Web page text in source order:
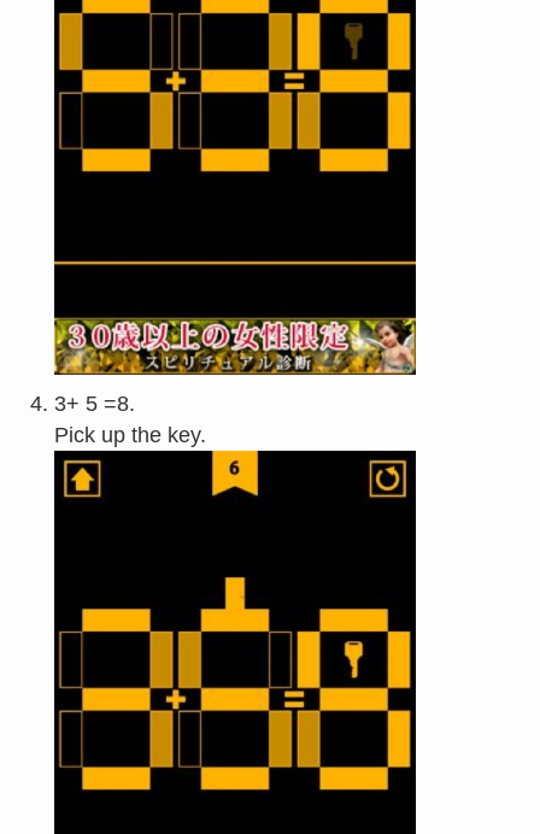
3+ 5 =8.
Pick up the key.